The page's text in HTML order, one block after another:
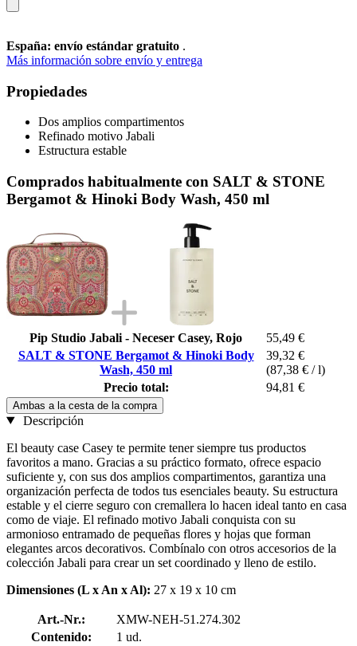
España: envío estándar gratuito .
Más información sobre envío y entrega
Propiedades
Dos amplios compartimentos
Refinado motivo Jabali
Estructura estable
Comprados habitualmente con SALT & STONE
Bergamot & Hinoki Body Wash, 450 ml
Pip Studio Jabali - Neceser Casey, Rojo
55,49 €
SALT & STONE Bergamot & Hinoki Body
Wash, 450 ml
39,32 €
(87,38 € / l)
Precio total:
94,81 €
Ambas a la cesta de la compra
Descripción
El beauty case Casey te permite tener siempre tus productos
favoritos a mano. Gracias a su práctico formato, ofrece espacio
suficiente y, con sus dos amplios compartimentos, garantiza una
organización perfecta de todos tus esenciales beauty. Su estructura
estable y el cierre seguro con cremallera lo hacen ideal tanto en casa
como de viaje. El refinado motivo Jabali conquista con su
armonioso entramado de pequeñas flores y hojas que forman
elegantes arcos decorativos. Combínalo con otros accesorios de la
colección Jabali para crear un set coordinado y lleno de estilo.
Dimensiones (L x An x Al): 27 x 19 x 10 cm
Art.-Nr.:
XMW-NEH-51.274.302
Contenido:
1 ud.